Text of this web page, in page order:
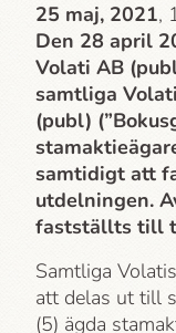
25 maj, 2021,
Den 28 april
Volati AB
samtliga
(publ)
samtidigt att
utdelningen.
fastställts till
Samtliga
att delas ut till
(5) ägda